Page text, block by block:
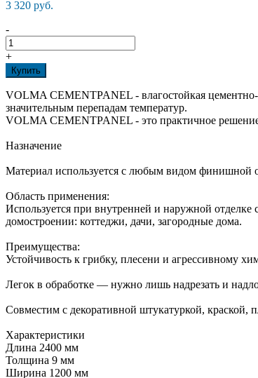
3 320 руб.
-
+
Купить
VOLMA CEMENTPANEL - влагостойкая
значительным перепадам температур.
VOLMA CEMENTPANEL - это практичное
Назначение
Материал используется с любым видом финишной
Область применения:
Используется при внутренней и наружной
домостроении: коттеджи, дачи, загородные дома.
Преимущества:
Устойчивость к грибку, плесени и агрессивному
Легок в обработке — нужно лишь надрезать и
Совместим с декоративной штукатуркой,
Характеристики
Длина 2400 мм
Толщина 9 мм
Ширина 1200 мм